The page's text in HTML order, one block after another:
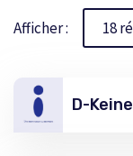
Afficher :
D-Keine